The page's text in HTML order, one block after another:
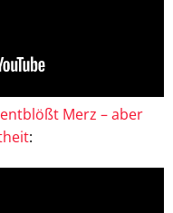
Merz – aber
: